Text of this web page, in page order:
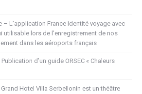
L’application France Identité voyage avec
utilisable lors de l’enregistrement de nos
dans les aéroports français
d’un guide ORSEC « Chaleurs
Hotel Villa Serbellonin est un théâtre